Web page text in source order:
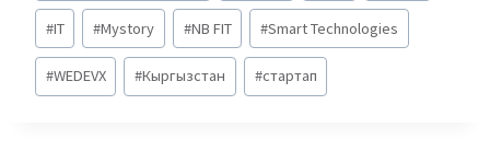
#IT #Mystory #NB FIT #Smart Technologies
#WEDEVX #Кыргызстан #стартап